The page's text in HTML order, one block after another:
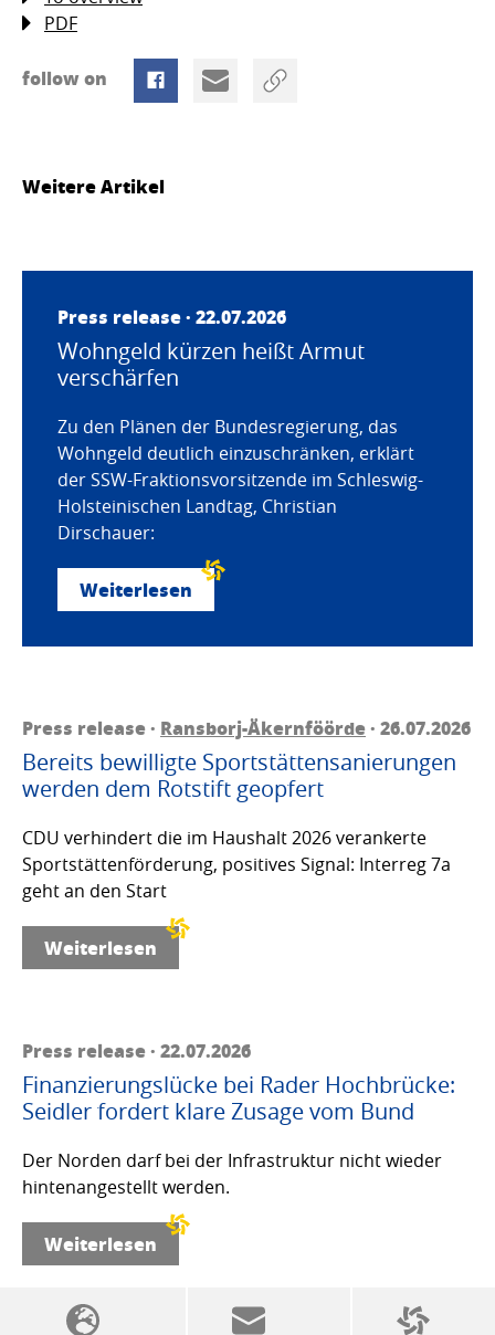
PDF
follow on
Weitere Artikel
Press release · 22.07.2026
Wohngeld kürzen heißt Armut
verschärfen
Zu den Plänen der Bundesregierung, das
Wohngeld deutlich einzuschränken, erklärt
der SSW-Fraktionsvorsitzende im Schleswig-
Holsteinischen Landtag, Christian
Dirschauer:
Weiterlesen
Press release · Ransborj-Äkernföörde· 26.07.2026
Bereits bewilligte Sportstättensanierungen
werden dem Rotstift geopfert
CDU verhindert die im Haushalt 2026 verankerte
Sportstättenförderung, positives Signal: Interreg 7a
geht an den Start
Weiterlesen
Press release · 22.07.2026
Finanzierungslücke bei Rader Hochbrücke:
Seidler fordert klare Zusage vom Bund
Der Norden darf bei der Infrastruktur nicht wieder
hintenangestellt werden.
Weiterlesen
SSW politics from A to Z